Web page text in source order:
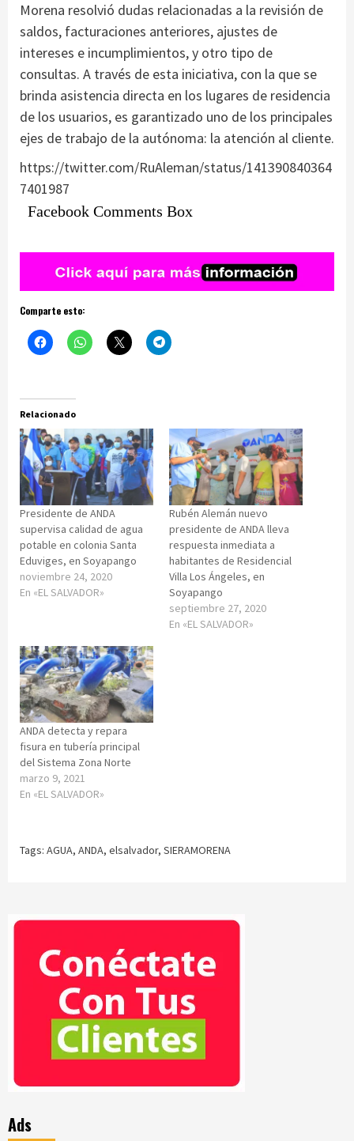
Morena resolvió dudas relacionadas a la revisión de
saldos, facturaciones anteriores, ajustes de
intereses e incumplimientos, y otro tipo de
consultas. A través de esta iniciativa, con la que se
brinda asistencia directa en los lugares de residencia
de los usuarios, es garantizado uno de los principales
ejes de trabajo de la autónoma: la atención al cliente.
https://twitter.com/RuAleman/status/141390840364
7401987
Facebook Comments Box
Comparte esto:
Relacionado
Presidente de ANDA
supervisa calidad de agua
potable en colonia Santa
Eduviges, en Soyapango
noviembre 24, 2020
En «EL SALVADOR»
Rubén Alemán nuevo
presidente de ANDA lleva
respuesta inmediata a
habitantes de Residencial
Villa Los Ángeles, en
Soyapango
septiembre 27, 2020
En «EL SALVADOR»
ANDA detecta y repara
fisura en tubería principal
del Sistema Zona Norte
marzo 9, 2021
En «EL SALVADOR»
Tags: AGUA, ANDA, elsalvador, SIERAMORENA
Ads